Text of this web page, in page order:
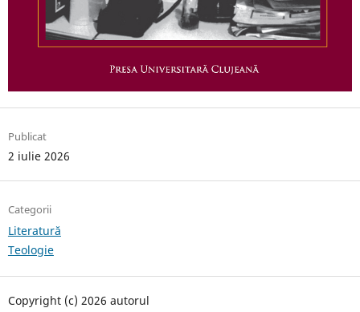
Publicat
2 iulie 2026
Categorii
Literatură
Teologie
Copyright (c) 2026 autorul